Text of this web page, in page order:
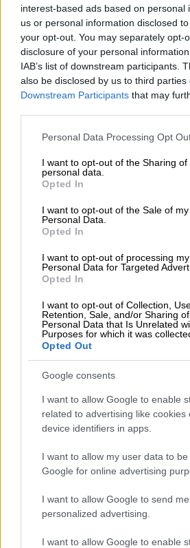
interest-based ads based on personal
us or personal information disclosed
your opt-out. You may separately opt-
disclosure of your personal
IAB’s list of downstream participants.
also be disclosed by us to third parties
Downstream Participants that may
Please note that this website/app uses
not limited to your visit or usage
grant or deny consent to Google and
use your data for below specified
consent section.
Personal Data Processing Opt
I want to opt-out of the Sharing of
personal data.
Opted In
I want to opt-out of the Sale of my
Personal Data.
Opted In
I want to opt-out of processing my
Personal Data for Targeted
Opted In
I want to opt-out of Collection,
Retention, Sale, and/or Sharing
Personal Data that Is Unrelated
Purposes for which it was
Opted Out
Google consents
I want to allow Google to enable
related to advertising like cookies
device identifiers in apps.
I want to allow my user data to
Google for online advertising
I want to allow Google to send me
personalized advertising.
I want to allow Google to enable
Συνταγές|15.11.2021 10:32
Χοιρινή τηγανιά με
Εύκολη, γρήγορη, γεμάτη
αρώματα